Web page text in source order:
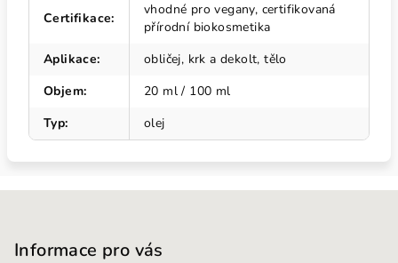
Certifikace:
vhodné pro vegany, certifikovaná
přírodní biokosmetika
Aplikace:
obličej, krk a dekolt, tělo
Objem:
20 ml / 100 ml
Typ: olej
Informace pro vás